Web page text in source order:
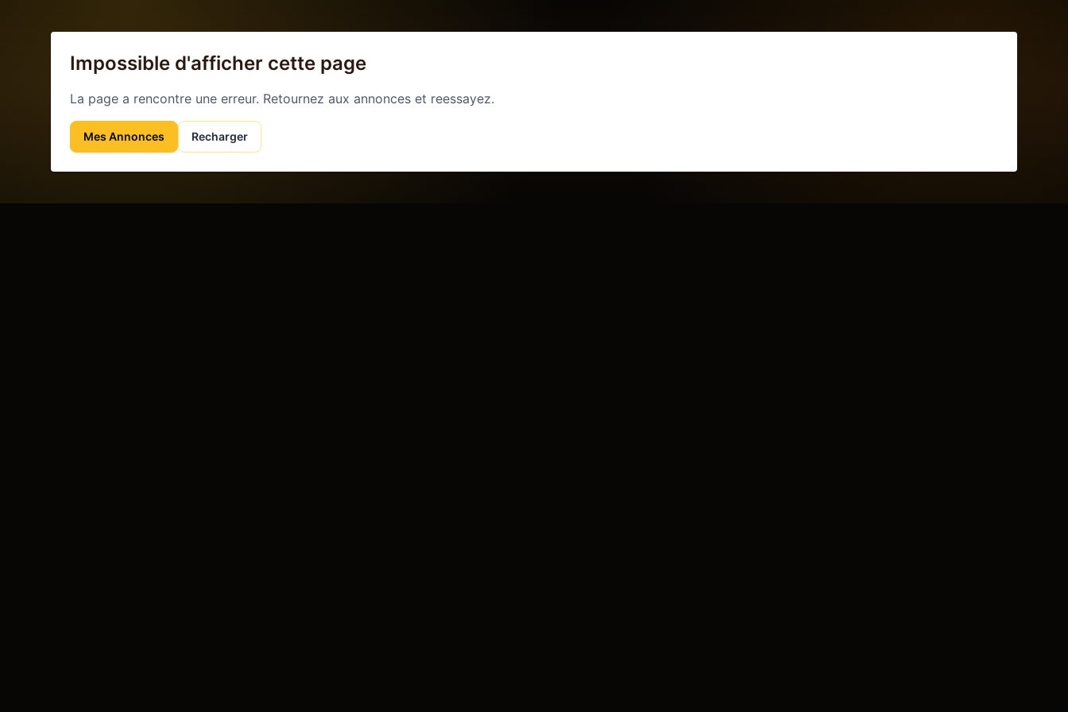
Impossible d'afficher cette page
La page a rencontre une erreur. Retournez aux annonces et reessayez.
Mes Annonces Recharger